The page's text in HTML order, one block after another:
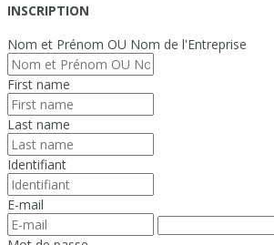
INSCRIPTION
Nom et Prénom OU Nom de l'Entreprise
First name
Last name
Identifiant
E-mail